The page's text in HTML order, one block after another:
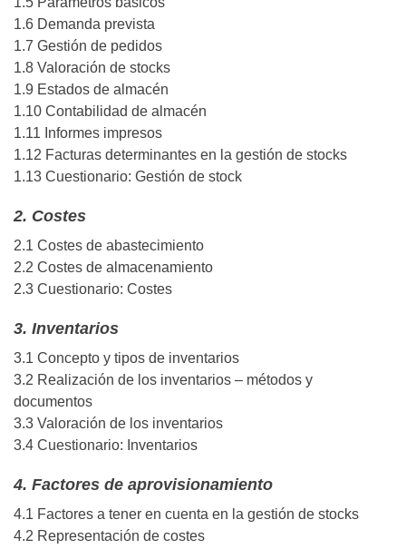
1.6 Demanda prevista
1.7 Gestión de pedidos
1.8 Valoración de stocks
1.9 Estados de almacén
1.10 Contabilidad de almacén
1.11 Informes impresos
1.12 Facturas determinantes en la gestión de stocks
1.13 Cuestionario: Gestión de stock
2. Costes
2.1 Costes de abastecimiento
2.2 Costes de almacenamiento
2.3 Cuestionario: Costes
3. Inventarios
3.1 Concepto y tipos de inventarios
3.2 Realización de los inventarios – métodos y
documentos
3.3 Valoración de los inventarios
3.4 Cuestionario: Inventarios
4. Factores de aprovisionamiento
4.1 Factores a tener en cuenta en la gestión de stocks
4.2 Representación de costes